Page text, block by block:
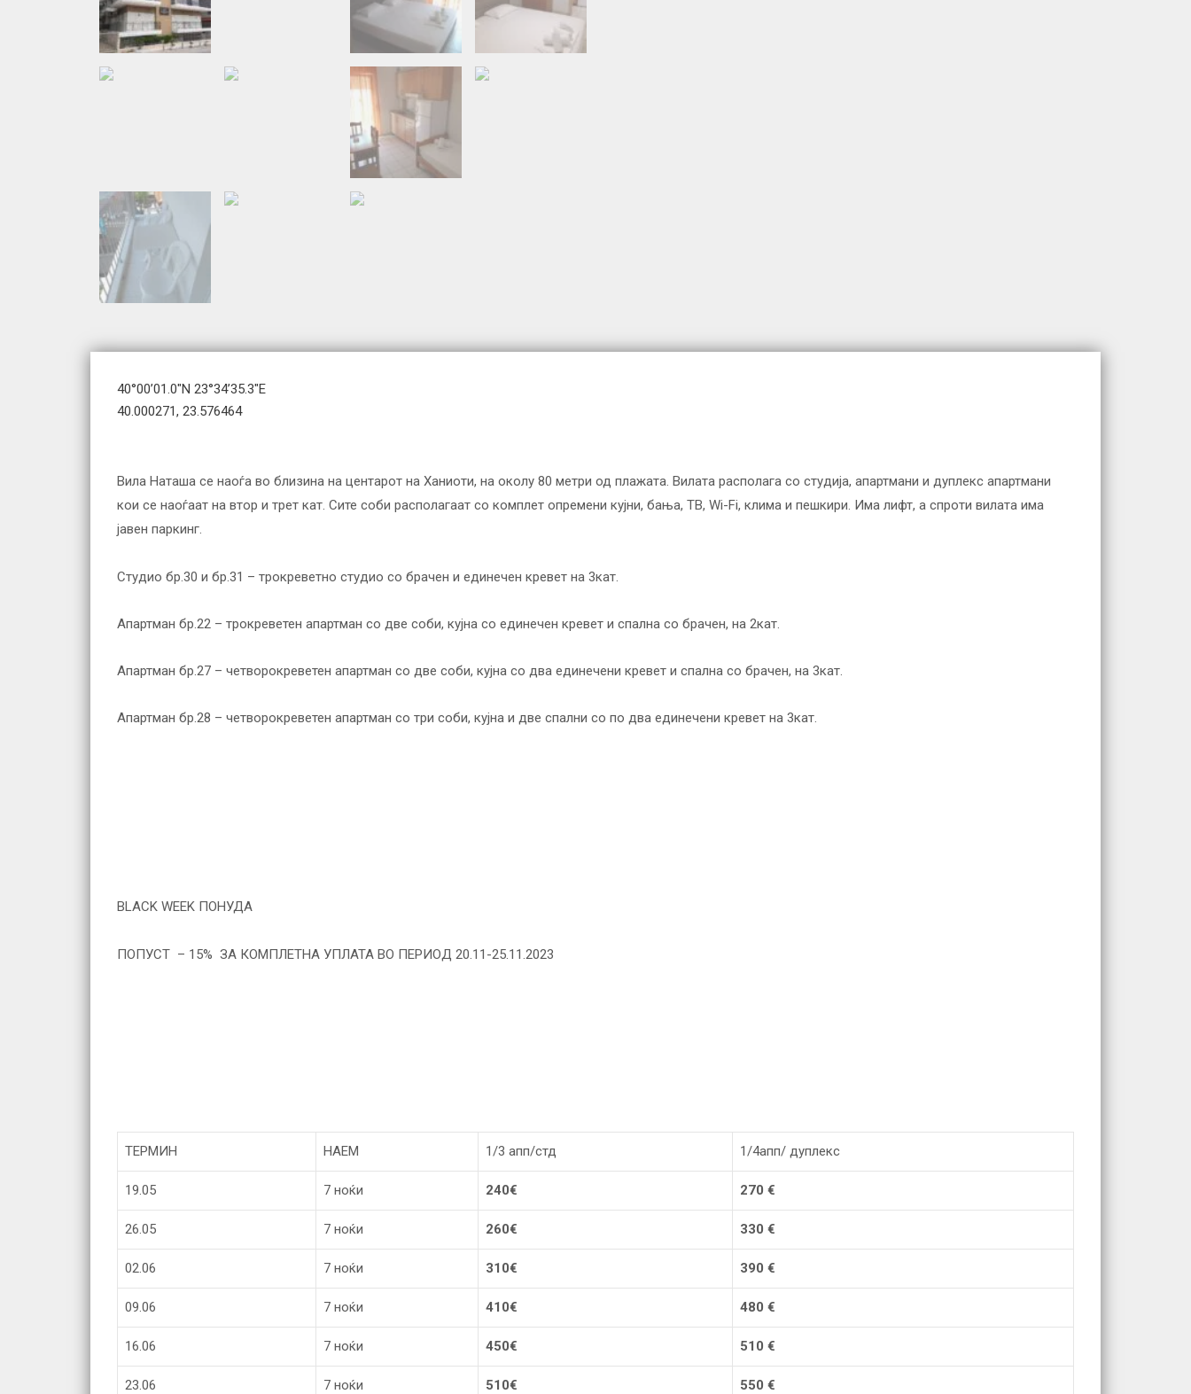
40°00’01.0″N 23°34’35.3″E
40.000271, 23.576464
Вила Наташа се наоѓа во близина на центарот на Ханиоти, на околу 80 метри од плажата. Вилата располага со студија, апартмани и дуплекс апартмани
кои се наоѓаат на втор и трет кат. Сите соби располагаат со комплет опремени кујни, бања, ТВ, Wi-Fi, клима и пешкири. Има лифт, а спроти вилата има
јавен паркинг.
Студио бр.30 и бр.31 – трокреветно студио со брачен и единечен кревет на 3кат.
Апартман бр.22 – трокреветен апартман со две соби, кујна со единечен кревет и спална со брачен, на 2кат.
Апартман бр.27 – четворокреветен апартман со две соби, кујна со два единечени кревет и спална со брачен, на 3кат.
Апартман бр.28 – четворокреветен апартман со три соби, кујна и две спални со по два единечени кревет на 3кат.
BLACK WEEK ПОНУДА
ПОПУСТ – 15% ЗА КОМПЛЕТНА УПЛАТА ВО ПЕРИОД 20.11-25.11.2023
ТЕРМИН НАЕМ 1/3 апп/стд 1/4апп/ дуплекс
19.05 7 ноќи 240€ 270 €
26.05 7 ноќи 260€ 330 €
02.06 7 ноќи 31 0€ 390 €
09.06 7 ноќи 41 0€ 480 €
16.06 7 ноќи 450€ 510 €
23.06 7 ноќи 51 0€ 550 €